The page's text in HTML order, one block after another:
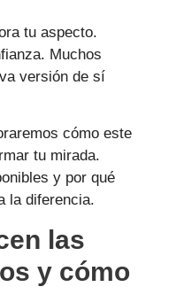
tu aspecto.
Muchos
versión de sí
cómo este
tu mirada.
y por qué
la diferencia.
las
y cómo